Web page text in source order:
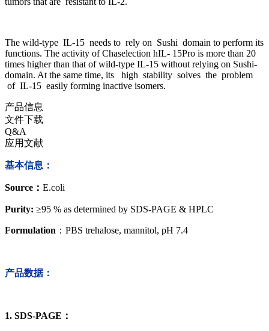
The wild-type IL-15 needs to rely on Sushi domain to perform its
functions. The activity of Chaselection hIL- 15Pro is more than 20
times higher than that of wild-type IL-15 without relying on Sushi-
domain. At the same time, its high stability solves the problem
of IL-15 easily forming inactive isomers.
产品信息
文件下载
Q&A
应用文献
基本信息：
Source ： E.coli
Purity: ≥95 % as determined by SDS-PAGE & HPLC
Formulation ：PBS trehalose, mannitol, pH 7.4
产品数据：
1. SDS-PAGE：